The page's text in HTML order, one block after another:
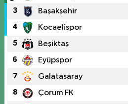
3 Başakşehir
4 Kocaelispor
5 Beşiktaş
6 Eyüpspor
7 Galatasaray
8 Çorum FK